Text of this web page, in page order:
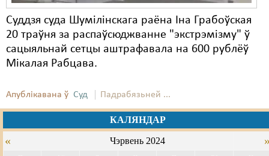
Суддзя суда Шумілінскага раёна Іна Грабоўская
20 траўня за распаўсюджванне "экстрэмізму" ў
сацыяльнай сетцы аштрафавала на 600 рублёў
Мікалая Рабцава.
Апублікавана ў Суд Падрабязьней ...
КАЛЯНДАР
« Чэрвень 2024